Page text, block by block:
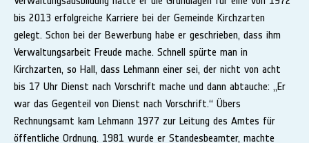
bis 2013 erfolgreiche Karriere bei der Gemeinde Kirchzarten
gelegt. Schon bei der Bewerbung habe er geschrieben, dass ihm
Verwaltungsarbeit Freude mache. Schnell spürte man in
Kirchzarten, so Hall, dass Lehmann einer sei, der nicht von acht
bis 17 Uhr Dienst nach Vorschrift mache und dann abtauche: „Er
war das Gegenteil von Dienst nach Vorschrift.“ Übers
Rechnungsamt kam Lehmann 1977 zur Leitung des Amtes für
öffentliche Ordnung. 1981 wurde er Standesbeamter, machte